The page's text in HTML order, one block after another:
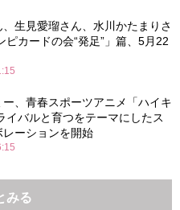
生見愛瑠さん、水川かたまりさ
ピカードの会“発足”」篇、5月22
、青春スポーツアニメ「ハイキ
イバルと育つをテーマにしたス
ーションを開始
みる